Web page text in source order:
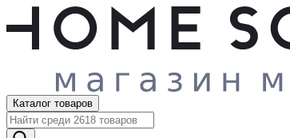
Каталог товаров